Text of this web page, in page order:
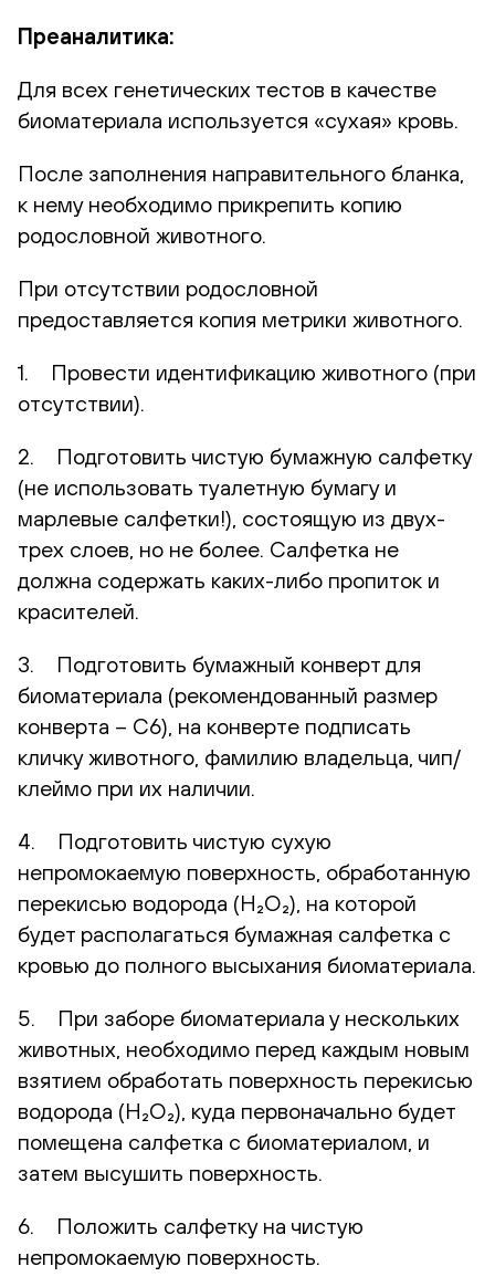
Преаналитика:
Для всех генетических тестов в качестве
биоматериала используется «сухая» кровь.
После заполнения направительного бланка,
к нему необходимо прикрепить копию
родословной животного.
При отсутствии родословной
предоставляется копия метрики животного.
1. Провести идентификацию животного (при
отсутствии).
2. Подготовить чистую бумажную салфетку
(не использовать туалетную бумагу и
марлевые салфетки!), состоящую из двух-
трех слоев, но не более. Салфетка не
должна содержать каких-либо пропиток и
красителей.
3. Подготовить бумажный конверт для
биоматериала (рекомендованный размер
конверта – С6), на конверте подписать
кличку животного, фамилию владельца, чип/
клеймо при их наличии.
4. Подготовить чистую сухую
непромокаемую поверхность, обработанную
перекисью водорода (H₂O₂), на которой
будет располагаться бумажная салфетка с
кровью до полного высыхания биоматериала.
5. При заборе биоматериала у нескольких
животных, необходимо перед каждым новым
взятием обработать поверхность перекисью
водорода (H₂O₂), куда первоначально будет
помещена салфетка с биоматериалом, и
затем высушить поверхность.
6. Положить салфетку на чистую
непромокаемую поверхность.